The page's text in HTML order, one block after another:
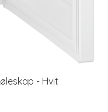
- Hvit